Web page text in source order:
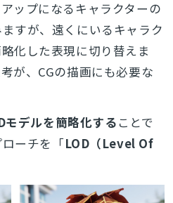
ップになるキャラクターの
すが、遠くにいるキャラク
化した表現に切り替えま
が、CGの描画にも必要な
モデルを簡略化する ことで
ーチを「LOD（Level Of